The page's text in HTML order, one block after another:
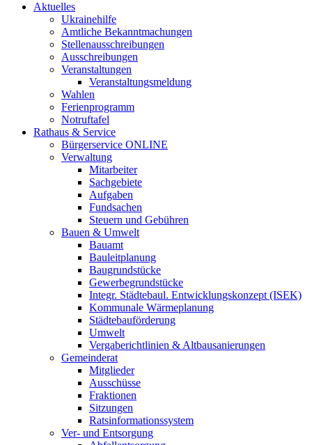
Aktuelles
Ukrainehilfe
Amtliche Bekanntmachungen
Stellenausschreibungen
Ausschreibungen
Veranstaltungen
Veranstaltungsmeldung
Wahlen
Ferienprogramm
Notruftafel
Rathaus & Service
Bürgerservice ONLINE
Verwaltung
Mitarbeiter
Sachgebiete
Aufgaben
Fundsachen
Steuern und Gebühren
Bauen & Umwelt
Bauamt
Bauleitplanung
Baugrundstücke
Gewerbegrundstücke
Integr. Städtebaul. Entwicklungskonzept (ISEK)
Kommunale Wärmeplanung
Städtebauförderung
Umwelt
Vergaberichtlinien & Altbausanierungen
Gemeinderat
Mitglieder
Ausschüsse
Fraktionen
Sitzungen
Ratsinformationssystem
Ver- und Entsorgung